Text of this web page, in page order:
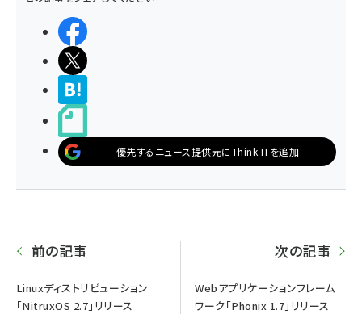
優先するニュース提供元にThink ITを追加
前の記事
Linuxディストリビューション
「NitruxOS 2.7」リリース
次の記事
Webアプリケーションフレーム
ワーク「Phonix 1.7」リリース